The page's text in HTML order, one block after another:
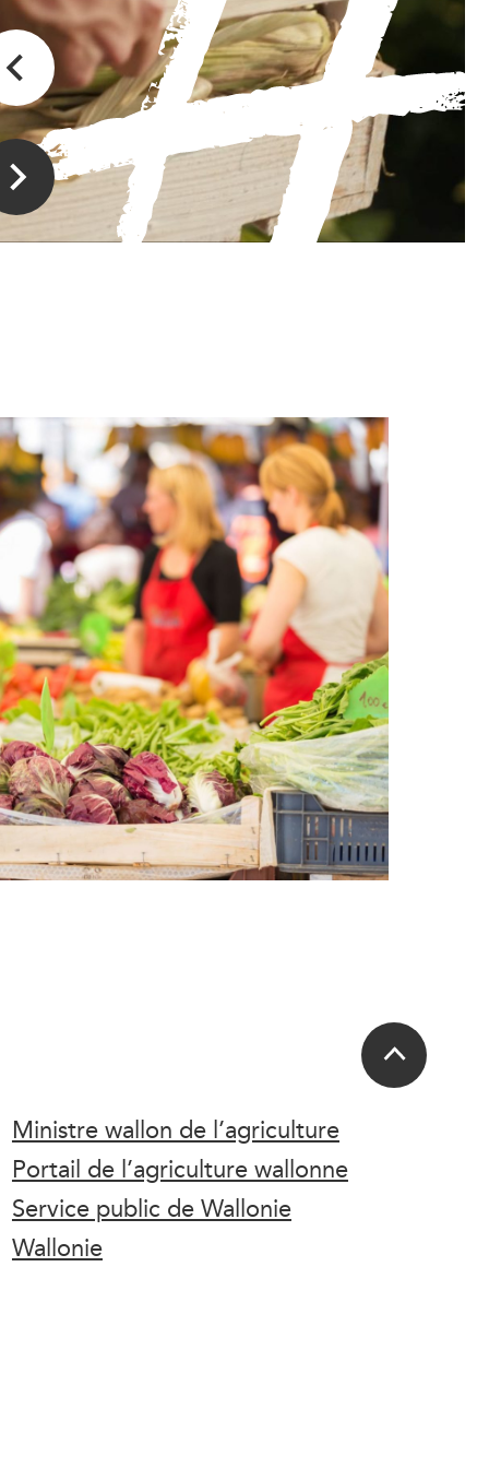
Ministre wallon de l’agriculture
Portail de l’agriculture wallonne
Service public de Wallonie
Wallonie